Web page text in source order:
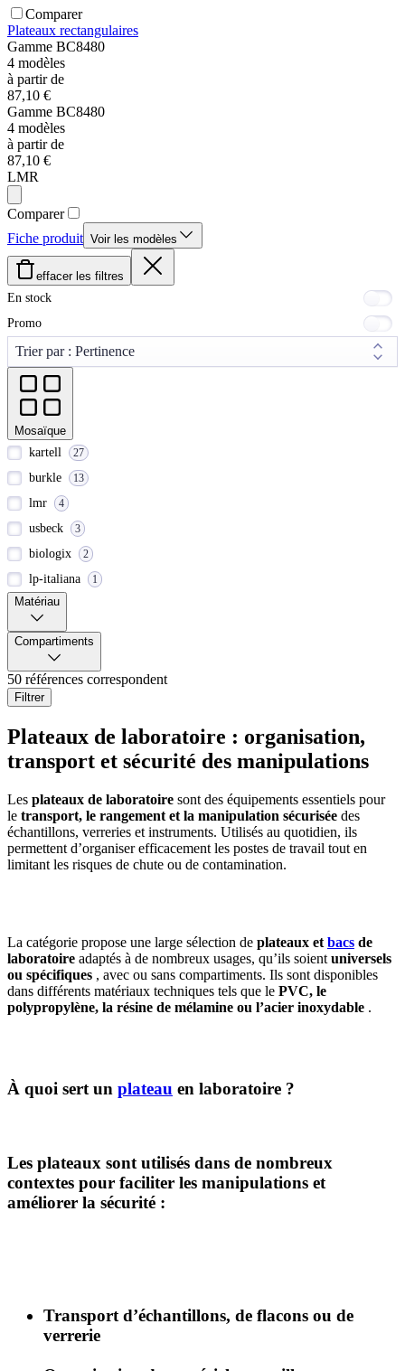
Comparer
Plateaux rectangulaires
Gamme BC8480
4 modèles
à partir de
87,10 €
Gamme BC8480
4 modèles
à partir de
87,10 €
LMR
Comparer
Fiche produit Voir les modèles
effacer les filtres
En stock
Promo
Mosaïque
kartell
27
burkle 13
lmr 4
usbeck 3
biologix 2
lp-italiana 1
Matériau
Compartiments
50 références correspondent
Filtrer
Plateaux de laboratoire : organisation,
transport et sécurité des manipulations
Les plateaux de laboratoire sont des équipements essentiels pour
le transport, le rangement et la manipulation sécurisée des
échantillons, verreries et instruments. Utilisés au quotidien, ils
permettent d’organiser efficacement les postes de travail tout en
limitant les risques de chute ou de contamination.
La catégorie propose une large sélection de plateaux et bacs de
laboratoire adaptés à de nombreux usages, qu’ils soient universels
ou spécifiques , avec ou sans compartiments. Ils sont disponibles
dans différents matériaux techniques tels que le PVC, le
polypropylène, la résine de mélamine ou l’acier inoxydable .
À quoi sert un plateau en laboratoire ?
Les plateaux sont utilisés dans de nombreux
contextes pour faciliter les manipulations et
améliorer la sécurité :
Transport d’échantillons, de flacons ou de
verrerie